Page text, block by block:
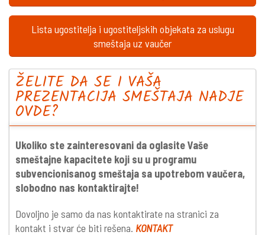
Lista ugostitelja i ugostiteljskih objekata za uslugu
smeštaja uz vaučer
ŽELITE DA SE I VAŠA
PREZENTACIJA SMEŠTAJA NADJE
OVDE?
Ukoliko ste zainteresovani da oglasite Vaše
smeštajne kapacitete koji su u programu
subvencionisanog smeštaja sa upotrebom vaučera,
slobodno nas kontaktirajte!
Dovoljno je samo da nas kontaktirate na stranici za
kontakt i stvar će biti rešena. KONTAKT